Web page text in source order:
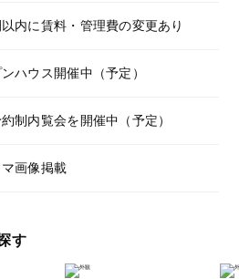
内に賃料・管理費の変更あり
ハウス開催中（予定）
制内覧会を開催中（予定）
画像掲載
す